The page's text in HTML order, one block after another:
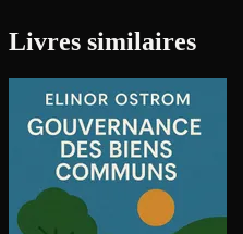
Livres similaires